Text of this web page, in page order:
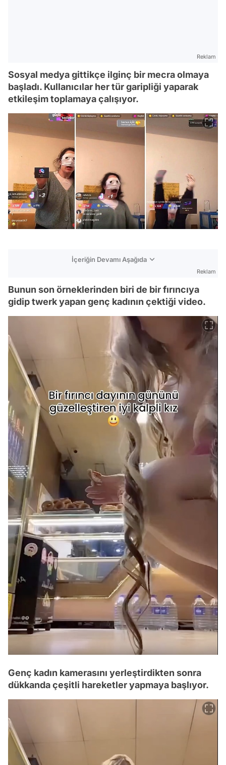
Reklam
Sosyal medya gittikçe ilginç bir mecra olmaya
başladı. Kullanıcılar her tür garipliği yaparak
etkileşim toplamaya çalışıyor.
İçeriğin Devamı Aşağıda
Reklam
Bunun son örneklerinden biri de bir fırıncıya
gidip twerk yapan genç kadının çektiği video.
Genç kadın kamerasını yerleştirdikten sonra
dükkanda çeşitli hareketler yapmaya başlıyor.